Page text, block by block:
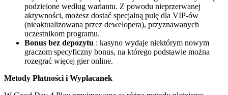
podzielone według wariantu. Z powodu nieprzerwanej
aktywności, możesz dostać specjalną pulę dla VIP-ów
(nieaktualizowana przez dewelopera), przyznawanych
uczestnikom programu.
Bonus bez depozytu : kasyno wydaje niektórym nowym
graczom specyficzny bonus, na którego podstawie można
rozegrać więcej gier online.
Metody Płatności i Wyplacanek